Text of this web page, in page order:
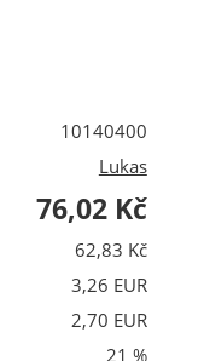
10140400
Lukas
76,02 Kč
62,83 Kč
3,26 EUR
2,70 EUR
21 %